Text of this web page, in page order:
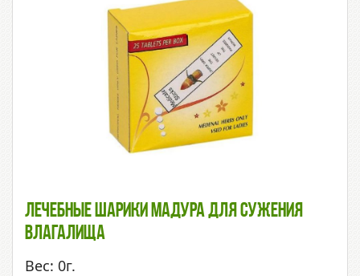
Лечебные Шарики Мадура Для Сужения
Влагалища
Вес: 0г.